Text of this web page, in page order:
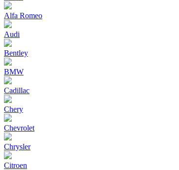
Alfa Romeo
Audi
Bentley
BMW
Cadillac
Chery
Chevrolet
Chrysler
Citroen